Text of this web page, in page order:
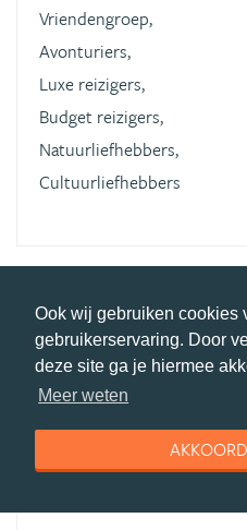
Ook wij gebruiken cookies
gebruikerservaring. Door
deze site ga je hiermee
Meer weten
AKKOORD
Vriendengroep,
Avonturiers,
Luxe reizigers,
Budget reizigers,
Natuurliefhebbers,
Cultuurliefhebbers
4 wks roadtrip
USA (bezocht in
Review geschreven door Jan
medewerkers van
tijdens reisevents en